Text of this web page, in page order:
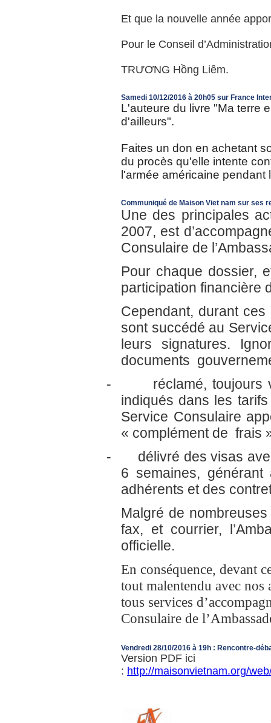
Et que la nouvelle année
Pour le Conseil
TRƯƠNG Hồng Liêm.
Samedi 10/12/2016 à 20h05 sur France
L'auteure du livre "Ma terre
d'ailleurs".
Faites un don en achetant
du procès qu'elle intente
l'armée américaine
Communiqué de Maison Viet nam sur ses
Une des principales
2007, est
Consulaire de
Pour chaque dossier,
participation financière
Cependant, durant
sont succédé au
leurs signatures.
documents
-
réclamé,
indiqués dans les
Service Consulaire
« complément de frais
-
délivré des visas
6 semaines,
adhérents et des
Malgré de
fax, et courrier,
officielle.
En conséquence, devant
tout malentendu avec nos
tous services
Consulaire de
Vendredi 28/10/2016 à 19h : Rencontre-
Version PDF ici
: http://maisonvietnam.org/